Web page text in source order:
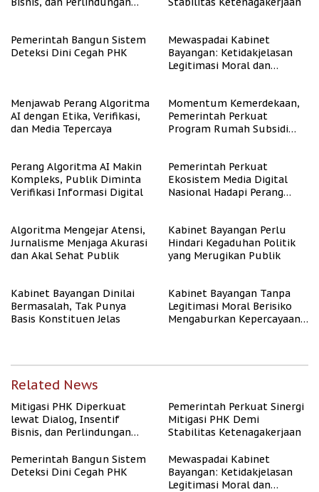
Pemerintah Bangun Sistem
Deteksi Dini Cegah PHK
Mewaspadai Kabinet
Bayangan: Ketidakjelasan
Legitimasi Moral dan
Menjawab Perang Algoritma
AI dengan Etika, Verifikasi,
dan Media Tepercaya
Momentum Kemerdekaan,
Pemerintah Perkuat
Program Rumah Subsidi
Perang Algoritma AI Makin
Kompleks, Publik Diminta
Verifikasi Informasi Digital
Pemerintah Perkuat
Ekosistem Media Digital
Nasional Hadapi Perang
Algoritma Mengejar Atensi,
Jurnalisme Menjaga Akurasi
dan Akal Sehat Publik
Kabinet Bayangan Perlu
Hindari Kegaduhan Politik
yang Merugikan Publik
Kabinet Bayangan Dinilai
Bermasalah, Tak Punya
Basis Konstituen Jelas
Kabinet Bayangan Tanpa
Legitimasi Moral Berisiko
Mengaburkan Kepercayaan
Related News
Mitigasi PHK Diperkuat
lewat Dialog, Insentif
Bisnis, dan Perlindungan
Pemerintah Perkuat Sinergi
Mitigasi PHK Demi
Stabilitas Ketenagakerjaan
Pemerintah Bangun Sistem
Deteksi Dini Cegah PHK
Mewaspadai Kabinet
Bayangan: Ketidakjelasan
Legitimasi Moral dan